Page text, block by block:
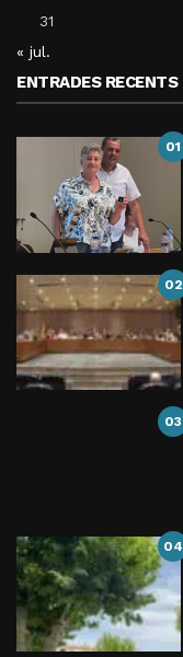
31
« jul.
ENTRADES RECENTS
01
02
03
04